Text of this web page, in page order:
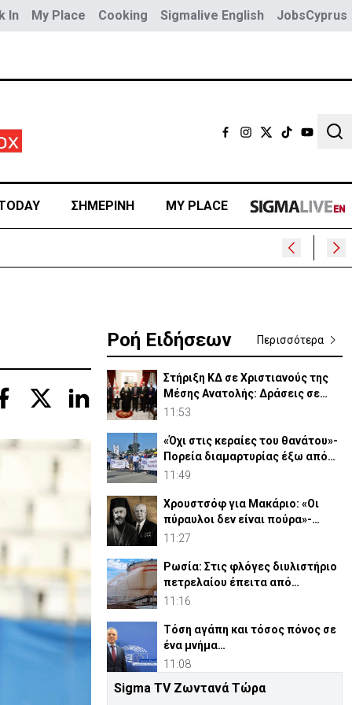
In My Place Cooking Sigmalive English JobsCyprus
ΣΗΜΕΡΙΝΗ MY PLACE
Ροή Ειδήσεων Περισσότερα
Στήριξη ΚΔ σε Χριστιανούς της
Μέσης Ανατολής: Δράσεις σε
Γάζα-Συρία-Ιορδανία
11:53
«Όχι στις κεραίες του θανάτου»-
Πορεία διαμαρτυρίας έξω από
τις Β. Βάσεις
11:49
Χρουστσόφ για Μακάριο: «Οι
πύραυλοι δεν είναι πούρα»-
Αποκαλυπτικο έγγραφο 1964
11:27
Ρωσία: Στις φλόγες διυλιστήριο
πετρελαίου έπειτα από
ουκρανική επίθεση
11:16
Τόση αγάπη και τόσος πόνος σε
ένα μνήμα…
11:08
«Οι μάσκες έπεσαν»: Νέα ποινική
Sigma TV Ζωντανά Τώρα